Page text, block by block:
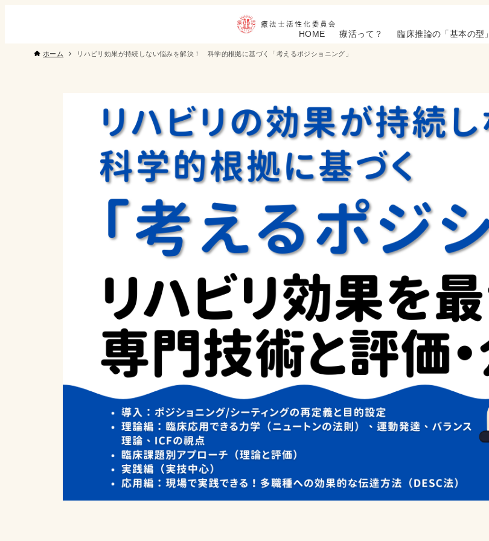
HOME 療活って？ 臨床推論の「基本の型」
ホーム リハビリ効果が持続しない悩みを解決！ 科学的根拠に基づく「考えるポジショニング」